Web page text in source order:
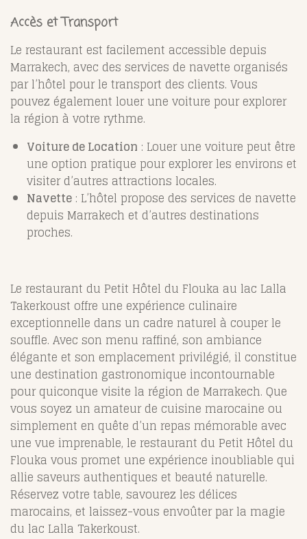
Accès et Transport
Le restaurant est facilement accessible depuis
Marrakech, avec des services de navette organisés
par l’hôtel pour le transport des clients. Vous
pouvez également louer une voiture pour explorer
la région à votre rythme.
Voiture de Location : Louer une voiture peut être
une option pratique pour explorer les environs et
visiter d’autres attractions locales.
Navette : L’hôtel propose des services de navette
depuis Marrakech et d’autres destinations
proches.
Le restaurant du Petit Hôtel du Flouka au lac Lalla
Takerkoust offre une expérience culinaire
exceptionnelle dans un cadre naturel à couper le
souffle. Avec son menu raffiné, son ambiance
élégante et son emplacement privilégié, il constitue
une destination gastronomique incontournable
pour quiconque visite la région de Marrakech. Que
vous soyez un amateur de cuisine marocaine ou
simplement en quête d’un repas mémorable avec
une vue imprenable, le restaurant du Petit Hôtel du
Flouka vous promet une expérience inoubliable qui
allie saveurs authentiques et beauté naturelle.
Réservez votre table, savourez les délices
marocains, et laissez-vous envoûter par la magie
du lac Lalla Takerkoust.